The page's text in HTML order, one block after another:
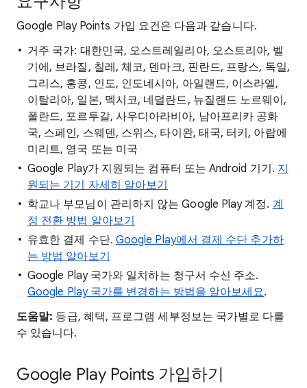
Google Play Points 가입 요건은 다음과 같습니다.
거주 국가: 대한민국, 오스트레일리아, 오스트리아, 벨
기에, 브라질, 칠레, 체코, 덴마크, 핀란드, 프랑스, 독일,
그리스, 홍콩, 인도, 인도네시아, 아일랜드, 이스라엘,
이탈리아, 일본, 멕시코, 네덜란드, 뉴질랜드 노르웨이,
폴란드, 포르투갈, 사우디아라비아, 남아프리카 공화
국, 스페인, 스웨덴, 스위스, 타이완, 태국, 터키, 아랍에
미리트, 영국 또는 미국
Google Play가 지원되는 컴퓨터 또는 Android 기기. 지
원되는 기기 자세히 알아보기
학교나 부모님이 관리하지 않는 Google Play 계정. 계
정 전환 방법 알아보기
유효한 결제 수단. Google Play에서 결제 수단 추가하
는 방법 알아보기
Google Play 국가와 일치하는 청구서 수신 주소.
Google Play 국가를 변경하는 방법을 알아보세요.
도움말: 등급, 혜택, 프로그램 세부정보는 국가별로 다를
수 있습니다.
Google Play Points 가입하기